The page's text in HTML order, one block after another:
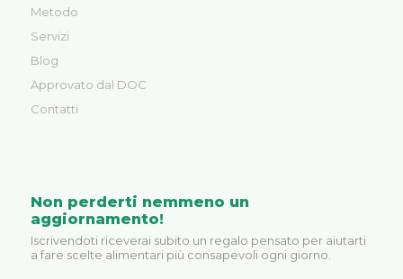
Metodo
Servizi
Blog
Approvato dal DOC
Contatti
Non perderti nemmeno un
aggiornamento!
Iscrivendoti riceverai subito un regalo pensato per aiutarti
a fare scelte alimentari più consapevoli ogni giorno.